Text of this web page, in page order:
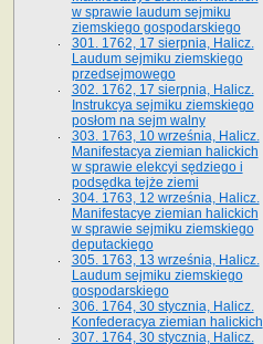
w sprawie laudum sejmiku
ziemskiego gospodarskiego
301. 1762, 17 sierpnia, Halicz.
Laudum sejmiku ziemskiego
przedsejmowego
302. 1762, 17 sierpnia, Halicz.
Instrukcya sejmiku ziemskiego
posłom na sejm walny
303. 1763, 10 września, Halicz.
Manifestacya ziemian halickich
w sprawie elekcyi sędziego i
podsędka tejże ziemi
304. 1763, 12 września, Halicz.
Manifestacye ziemian halickich
w sprawie sejmiku ziemskiego
deputackiego
305. 1763, 13 września, Halicz.
Laudum sejmiku ziemskiego
gospodarskiego
306. 1764, 30 stycznia, Halicz.
Konfederacya ziemian halickich
307. 1764, 30 stycznia, Halicz.